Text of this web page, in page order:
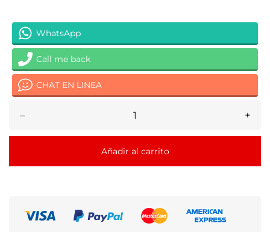
WhatsApp
Call me back
CHAT EN LINEA
– +
Añadir al carrito